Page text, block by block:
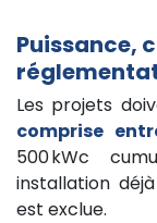
Puissance,
Les projets
comprise
500 kWc
installation
est exclue.